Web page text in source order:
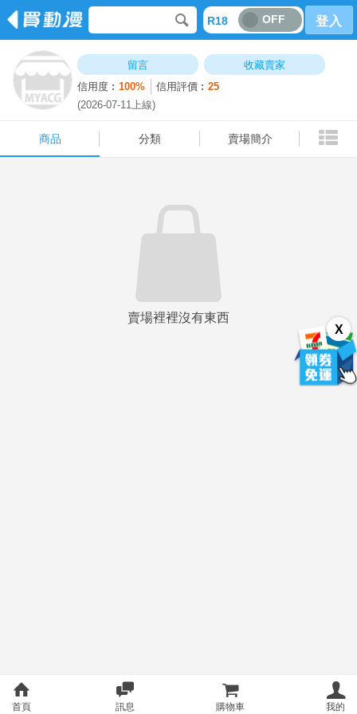
R18 OFF 登入
留言
收藏賣家
信用度︰100% 信用評價︰25
(2026-07-11上線)
商品 分類 賣場簡介
X
賣場裡裡沒有東西
商品 分類 賣場簡介
首頁 訊息 購物車 我的